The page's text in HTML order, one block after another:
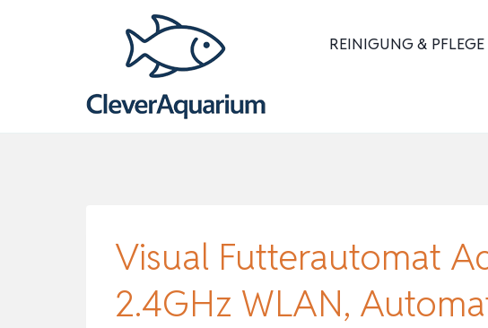
REINIGUNG & PFLEGE
Visual Futterautomat
2.4GHz WLAN,